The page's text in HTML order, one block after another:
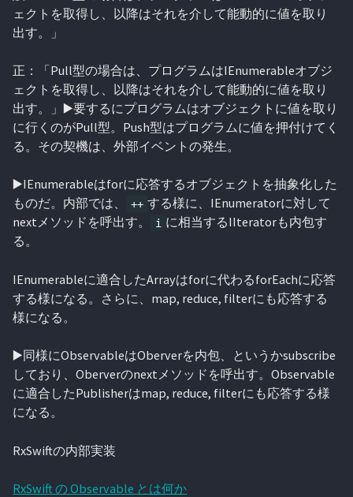
ェクトを取得し、以降はそれを介して能動的に値を取り
出す。」
正：「Pull型の場合は、プログラムはIEnumerableオブジ
ェクトを取得し、以降はそれを介して能動的に値を取り
出す。」▶️要するにプログラムはオブジェクトに値を取り
に行くのがPull型。Push型はプログラムに値を押付けてく
る。その契機は、外部イベントの発生。
▶️IEnumerableはforに応答するオブジェクトを抽象化した
ものだ。内部では、
++ する様に、IEnumeratorに対して
nextメソッドを呼出す。
i に相当するIIteratorも内包す
る。
IEnumerableに適合したArrayはforに代わるforEachに応答
する様になる。さらに、map, reduce, filterにも応答する
様になる。
▶️同様にObservableはOberverを内包、というかsubscribe
しており、Oberverのnextメソッドを呼出す。Observable
に適合したPublisherはmap, reduce, filterにも応答する様
になる。
RxSwiftの内部実装
RxSwift の Observable とは何か